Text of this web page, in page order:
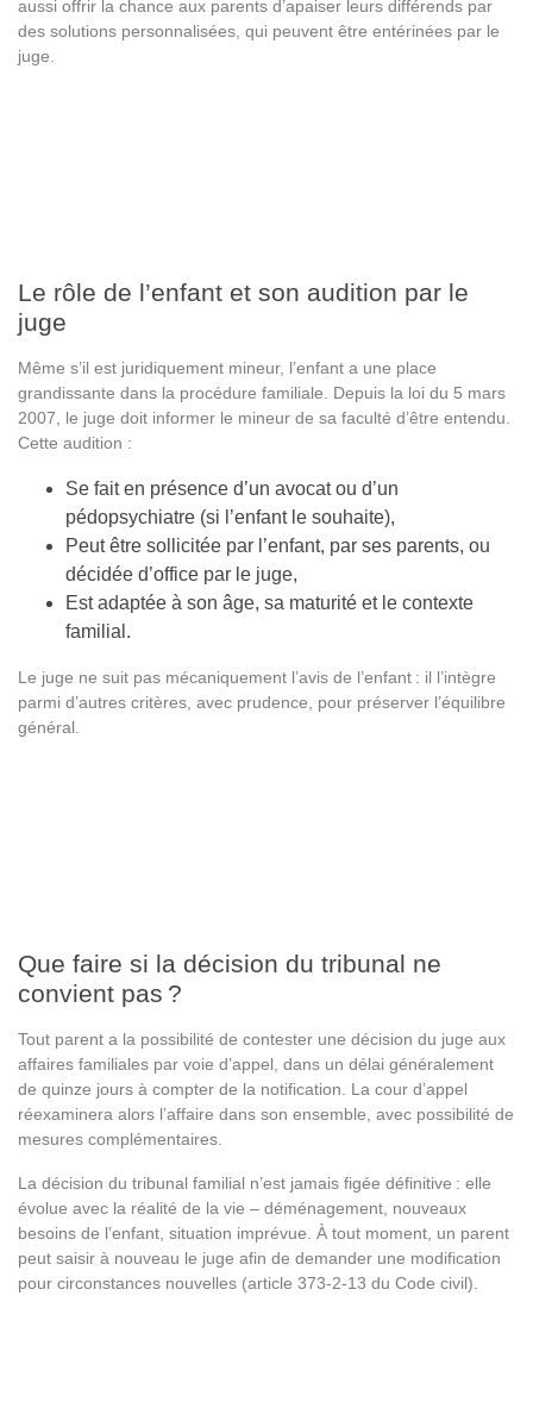
aussi offrir la chance aux parents d’apaiser leurs différends par
des solutions personnalisées, qui peuvent être entérinées par le
juge.
Le rôle de l’enfant et son audition par le
juge
Même s’il est juridiquement mineur, l’enfant a une place
grandissante dans la procédure familiale. Depuis la loi du 5 mars
2007, le juge doit informer le mineur de sa faculté d’être entendu.
Cette audition :
Se fait en présence d’un avocat ou d’un
pédopsychiatre (si l’enfant le souhaite),
Peut être sollicitée par l’enfant, par ses parents, ou
décidée d’office par le juge,
Est adaptée à son âge, sa maturité et le contexte
familial.
Le juge ne suit pas mécaniquement l’avis de l’enfant : il l’intègre
parmi d’autres critères, avec prudence, pour préserver l’équilibre
général.
Que faire si la décision du tribunal ne
convient pas ?
Tout parent a la possibilité de contester une décision du juge aux
affaires familiales par voie d’appel, dans un délai généralement
de quinze jours à compter de la notification. La cour d’appel
réexaminera alors l’affaire dans son ensemble, avec possibilité de
mesures complémentaires.
La décision du tribunal familial n’est jamais figée définitive : elle
évolue avec la réalité de la vie – déménagement, nouveaux
besoins de l’enfant, situation imprévue. À tout moment, un parent
peut saisir à nouveau le juge afin de demander une modification
pour circonstances nouvelles (article 373-2-13 du Code civil).